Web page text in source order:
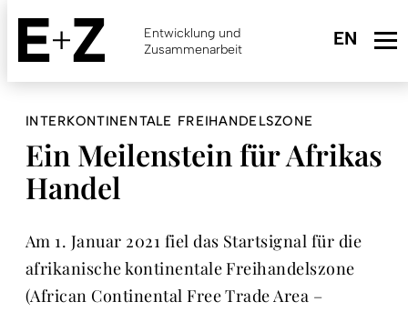
Skip
main
content
Entwicklung und
Zusammenarbeit
INTERKONTINENTALE FREIHANDELSZONE
Ein Meilenstein für Afrikas
Handel
Am 1. Januar 2021 fiel das Startsignal für die
afrikanische kontinentale Freihandelszone
(African Continental Free Trade Area –